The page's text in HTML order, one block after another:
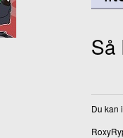
Du kan